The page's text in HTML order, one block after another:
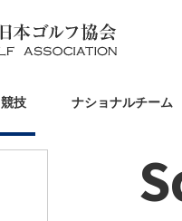
競技 ナショナルチーム